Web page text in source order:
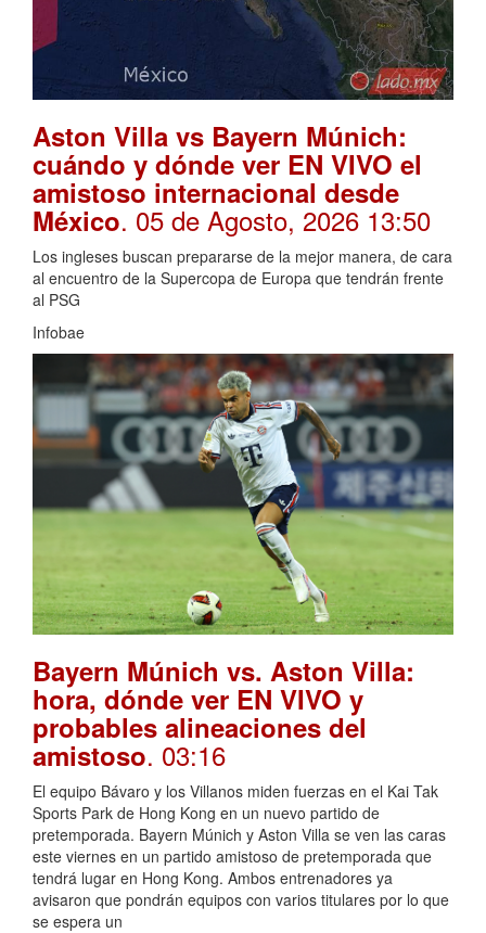
Aston Villa vs Bayern Múnich:
cuándo y dónde ver EN VIVO el
amistoso internacional desde
México. 05 de Agosto, 2026 13:50
Los ingleses buscan prepararse de la mejor manera, de cara
al encuentro de la Supercopa de Europa que tendrán frente
al PSG
Infobae
Bayern Múnich vs. Aston Villa:
hora, dónde ver EN VIVO y
probables alineaciones del
amistoso. 03:16
El equipo Bávaro y los Villanos miden fuerzas en el Kai Tak
Sports Park de Hong Kong en un nuevo partido de
pretemporada. Bayern Múnich y Aston Villa se ven las caras
este viernes en un partido amistoso de pretemporada que
tendrá lugar en Hong Kong. Ambos entrenadores ya
avisaron que pondrán equipos con varios titulares por lo que
se espera un